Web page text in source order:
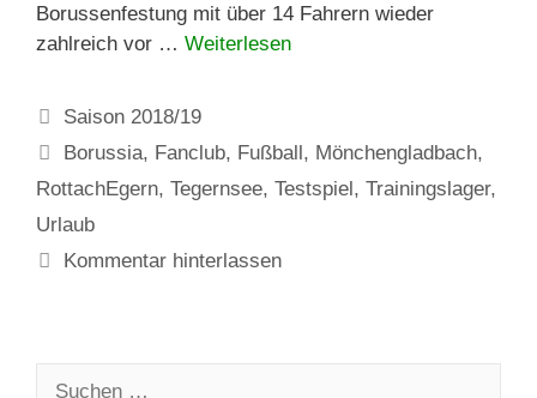
Borussenfestung mit über 14 Fahrern wieder
zahlreich vor … Weiterlesen
Kategorien
Saison 2018/19
Schlagwörter
Borussia, Fanclub, Fußball, Mönchengladbach,
RottachEgern, Tegernsee, Testspiel, Trainingslager,
Urlaub
Kommentar hinterlassen